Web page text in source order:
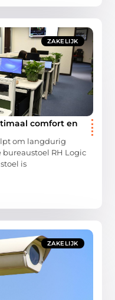
ZAKELIJK
comfort en
om langdurig
bureaustoel RH Logic
is
ZAKELIJK